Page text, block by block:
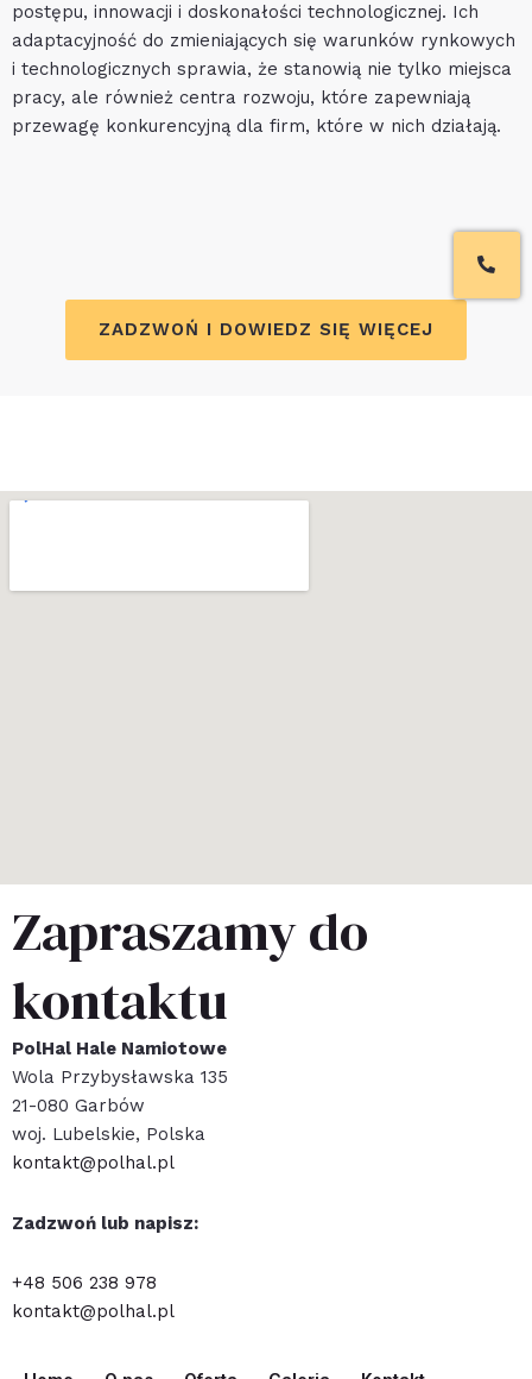
postępu, innowacji i doskonałości technologicznej. Ich
adaptacyjność do zmieniających się warunków rynkowych
i technologicznych sprawia, że ​​stanowią nie tylko miejsca
pracy, ale również centra rozwoju, które zapewniają
przewagę konkurencyjną dla firm, które w nich działają.
ZADZWOŃ I DOWIEDZ SIĘ WIĘCEJ
Zapraszamy do
kontaktu
PolHal Hale Namiotowe
Wola Przybysławska 135
21-080 Garbów
woj. Lubelskie, Polska
kontakt@polhal.pl
Zadzwoń lub napisz:
+48 506 238 978
kontakt@polhal.pl